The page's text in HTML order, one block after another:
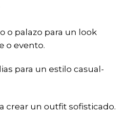
o palazo para un look
o evento.
para un estilo casual-
crear un outfit sofisticado.